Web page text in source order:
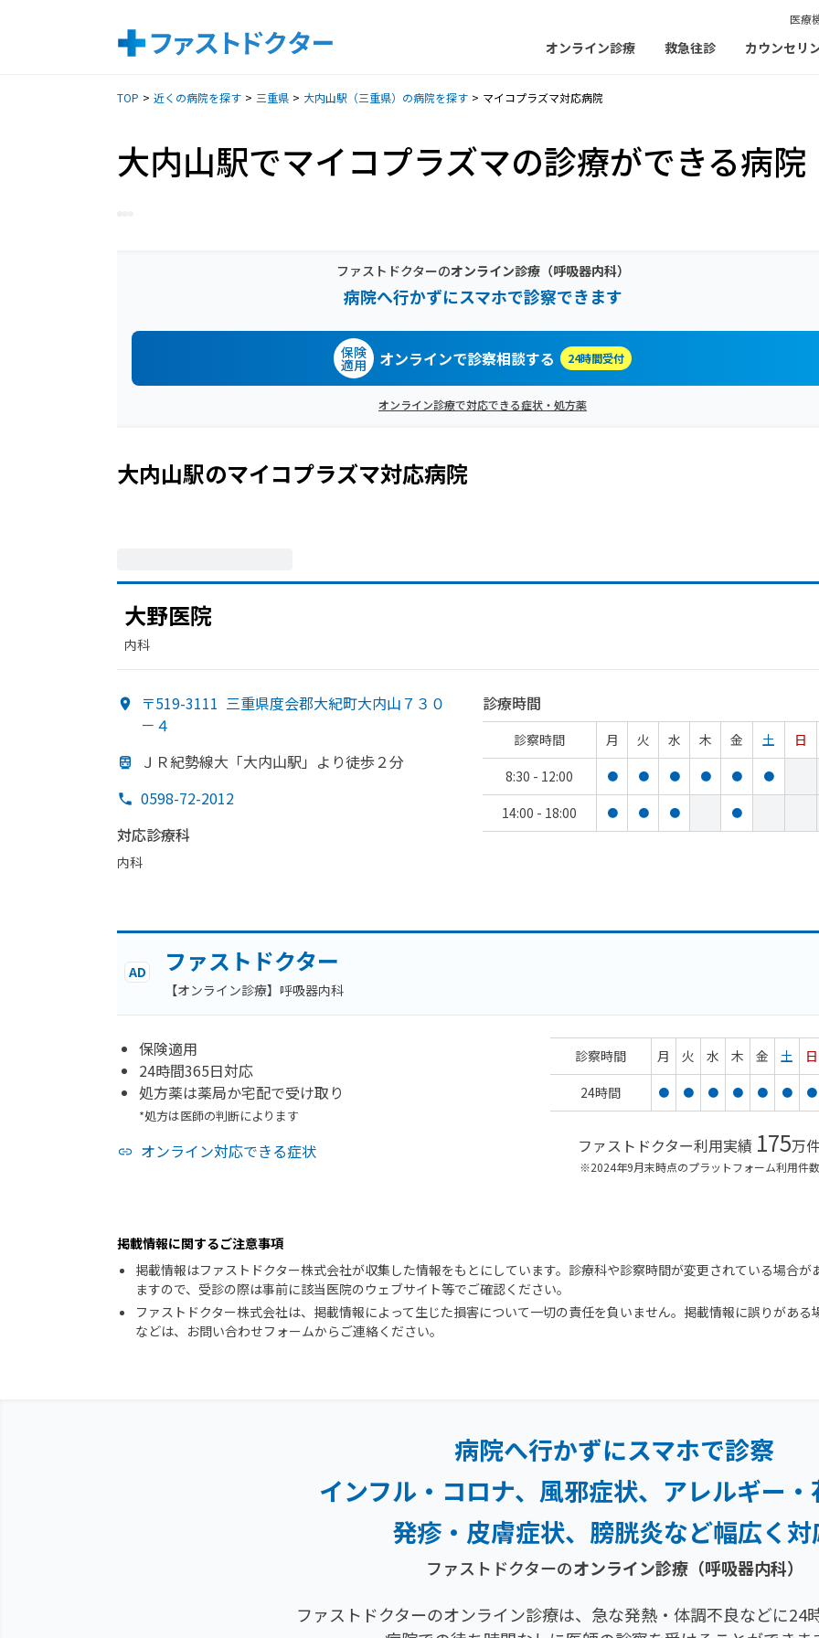
医療
オンライン診療 救急往診 カウンセリ
TOP 近くの病院を探す 三重県 大内山駅（三重県）の病院を探す マイコプラズマ対応病院
大内山駅でマイコプラズマの診療ができる病院
ファストドクターのオンライン診療（呼吸器内科）
病院へ行かずにスマホで診察できます
保険
適用 オンラインで診察相談する 24時間受付
オンライン診療で対応できる症状・処方薬
大内山駅のマイコプラズマ対応病院
大野医院
内科
〒519-3111 三重県度会郡大紀町大内山７３０
－４
ＪＲ紀勢線大「大内山駅」より徒歩２分
0598-72-2012
対応診療科
内科
診療時間
診察時間 月 火 水 木 金 土
日
8:30 - 12:00
● ● ● ● ● ●
14:00 - 18:00 ● ● ● ●
AD ファストドクター
【オンライン診療】呼吸器内科
保険適用
24時間365日対応
処方薬は薬局か宅配で受け取り
*処方は医師の判断によります
オンライン対応できる症状
診察時間 月 火 水 木 金 土
日
24時間
● ● ● ● ● ● ●
ファストドクター利用実績 175万
※2024年9月末時点のプラットフォーム利用件数
掲載情報に関するご注意事項
掲載情報はファストドクター株式会社が収集した情報をもとにしています。診療科や診察時間が変更されている場合が
ますので、受診の際は事前に該当医院のウェブサイト等でご確認ください。
ファストドクター株式会社は、掲載情報によって生じた損害について一切の責任を負いません。掲載情報に誤りがある
などは、お問い合わせフォームからご連絡ください。
病院へ行かずにスマホで診察
インフル・コロナ、風邪症状、 アレルギー
発疹・ 皮膚症状、膀胱炎など幅広く対
ファストドクターのオンライン診療（呼吸器内科）
ファストドクターのオンライン診療は、急な発熱・体調不良などに24